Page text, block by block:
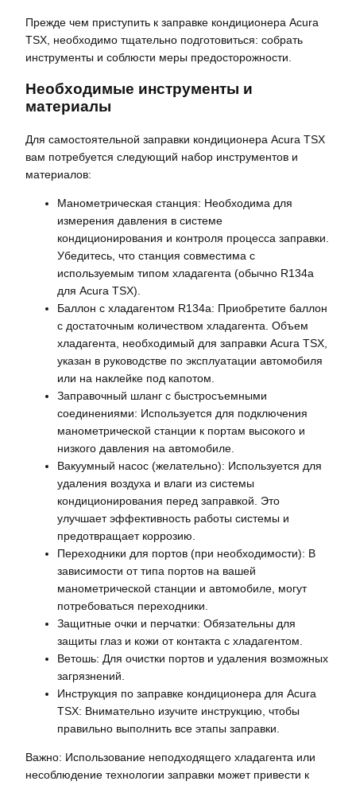
Прежде чем приступить к заправке кондиционера Acura
TSX, необходимо тщательно подготовиться: собрать
инструменты и соблюсти меры предосторожности.
Необходимые инструменты и
материалы
Для самостоятельной заправки кондиционера Acura TSX
вам потребуется следующий набор инструментов и
материалов:
Манометрическая станция: Необходима для
измерения давления в системе
кондиционирования и контроля процесса заправки.
Убедитесь, что станция совместима с
используемым типом хладагента (обычно R134a
для Acura TSX).
Баллон с хладагентом R134a: Приобретите баллон
с достаточным количеством хладагента. Объем
хладагента, необходимый для заправки Acura TSX,
указан в руководстве по эксплуатации автомобиля
или на наклейке под капотом.
Заправочный шланг с быстросъемными
соединениями: Используется для подключения
манометрической станции к портам высокого и
низкого давления на автомобиле.
Вакуумный насос (желательно): Используется для
удаления воздуха и влаги из системы
кондиционирования перед заправкой. Это
улучшает эффективность работы системы и
предотвращает коррозию.
Переходники для портов (при необходимости): В
зависимости от типа портов на вашей
манометрической станции и автомобиле, могут
потребоваться переходники.
Защитные очки и перчатки: Обязательны для
защиты глаз и кожи от контакта с хладагентом.
Ветошь: Для очистки портов и удаления возможных
загрязнений.
Инструкция по заправке кондиционера для Acura
TSX: Внимательно изучите инструкцию, чтобы
правильно выполнить все этапы заправки.
Важно: Использование неподходящего хладагента или
несоблюдение технологии заправки может привести к